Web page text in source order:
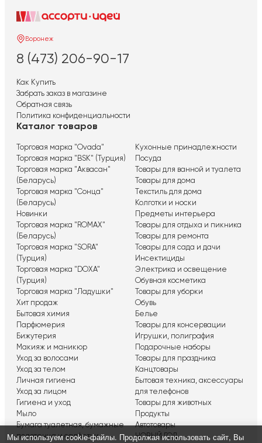
Воронеж
8 (473) 206-90-17
Как Купить
Забрать заказ в магазине
Обратная связь
Политика конфиденциальности
Каталог товаров
Торговая марка "Ovada"
Торговая марка "BSK" (Турция)
Торговая марка "Аквасан"
(Беларусь)
Торговая марка "Сонца"
(Беларусь)
Новинки
Торговая марка "ROMAX"
(Беларусь)
Торговая марка "SORA"
(Турция)
Торговая марка "DOXA"
(Турция)
Торговая марка "Ладушки"
Хит продаж
Бытовая химия
Парфюмерия
Бижутерия
Макияж и маникюр
Уход за волосами
Уход за телом
Личная гигиена
Уход за лицом
Гигиена и уход
Мыло
Бумага туалетная, бумажные
полотенца и салфетки
Кухонные принадлежности
Посуда
Товары для ванной и туалета
Товары для дома
Текстиль для дома
Колготки и носки
Предметы интерьера
Товары для отдыха и пикника
Товары для ремонта
Товары для сада и дачи
Инсектициды
Электрика и освещение
Обувная косметика
Товары для уборки
Обувь
Белье
Товары для консервации
Игрушки, полиграфия
Подарочные наборы
Товары для праздника
Канцтовары
Бытовая техника, аксессуары
для телефонов
Товары для животных
Продукты
Автотовары
НОВЫЙ ГОД
Мы используем сookie-файлы. Продолжая использовать сайт, Вы